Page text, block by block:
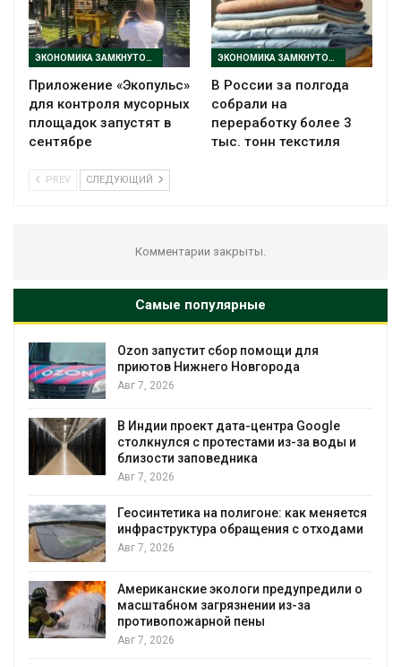
ЭКОНОМИКА ЗАМКНУТОГО ЦИКЛА
Приложение «Экопульс»
для контроля мусорных
площадок запустят в
сентябре
ЭКОНОМИКА ЗАМКНУТОГО ЦИКЛА
В России за полгода
собрали на
переработку более 3
тыс. тонн текстиля
PREV СЛЕДУЮЩИЙ
Комментарии закрыты.
Самые популярные
Ozon запустит сбор помощи для
приютов Нижнего Новгорода
Авг 7, 2026
В Индии проект дата-центра Google
столкнулся с протестами из-за воды и
близости заповедника
Авг 7, 2026
Геосинтетика на полигоне: как меняется
инфраструктура обращения с отходами
Авг 7, 2026
Американские экологи предупредили о
масштабном загрязнении из-за
противопожарной пены
Авг 7, 2026